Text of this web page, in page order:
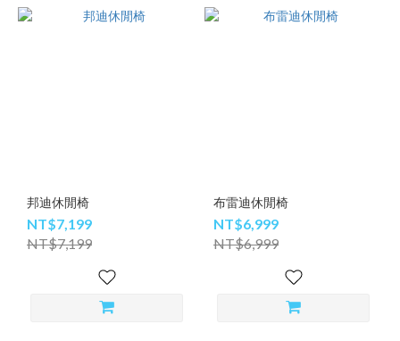
邦迪休閒椅
NT$7,199
NT$7,199
布雷迪休閒椅
NT$6,999
NT$6,999